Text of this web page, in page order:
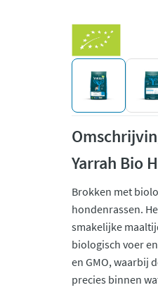
Yarrah Bio
Brokken met
hondenrassen.
smakelijke
biologisch voer
en GMO, waarbij
precies binnen